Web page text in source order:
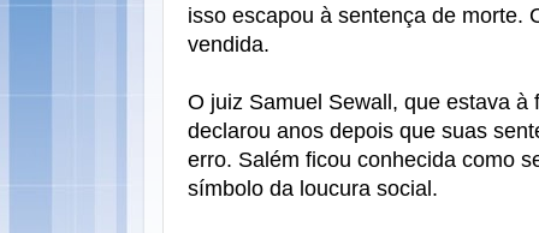
isso escapou à sentença de morte.
vendida.
O juiz Samuel Sewall, que estava à
declarou anos depois que suas
erro. Salém ficou conhecida como
símbolo da loucura social.